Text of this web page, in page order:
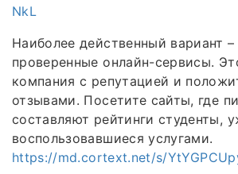
NkL
Наиболее действенный вариант –
проверенные онлайн-сервисы.
компания с репутацией и
отзывами. Посетите сайты, где
составляют рейтинги студенты,
воспользовавшиеся услугами.
https://md.cortext.net/s/